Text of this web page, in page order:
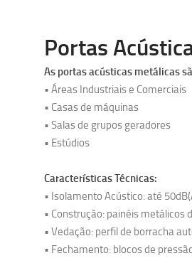
Portas
Asportas acústicas metálicas
• Áreas Industriais e Comerciais
• Casas de máquinas
• Salas de grupos geradores
• Estúdios
Características Técnicas:
• Isolamento Acústico: até
• Construção: painéis
• Vedação: perfil de borracha
• Fechamento: blocos de